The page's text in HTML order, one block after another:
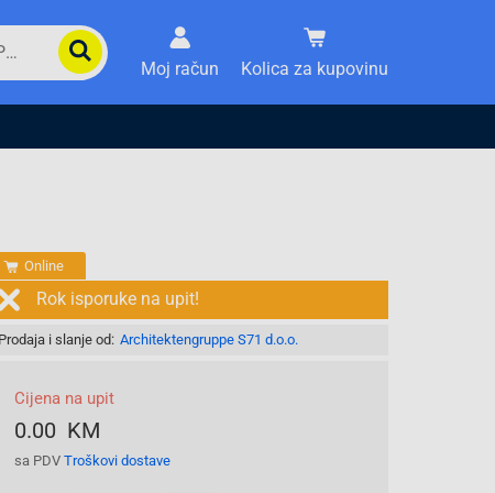
Moj račun Kolica za kupovinu
Online
Rok isporuke na upit!
Prodaja i slanje od: Architektengruppe S71 d.o.o.
Cijena na upit
0.00 KM
sa PDV Troškovi dostave